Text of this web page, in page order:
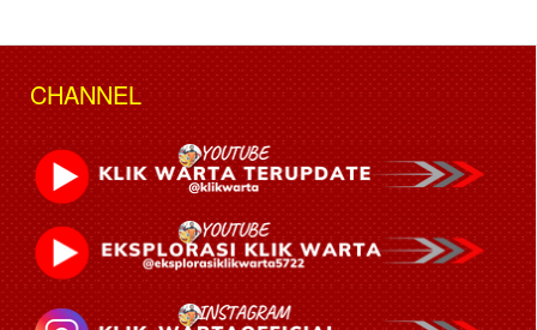
CHANNEL